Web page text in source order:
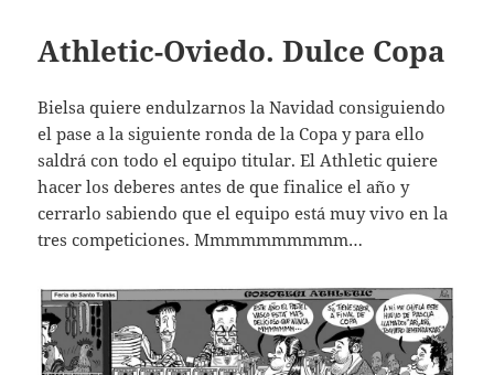
Athletic-Oviedo. Dulce Copa
Bielsa quiere endulzarnos la Navidad consiguiendo
el pase a la siguiente ronda de la Copa y para ello
saldrá con todo el equipo titular. El Athletic quiere
hacer los deberes antes de que finalice el año y
cerrarlo sabiendo que el equipo está muy vivo en la
tres competiciones. Mmmmmmmmmm…